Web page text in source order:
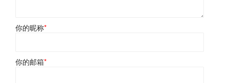
你的昵称*
你的邮箱*